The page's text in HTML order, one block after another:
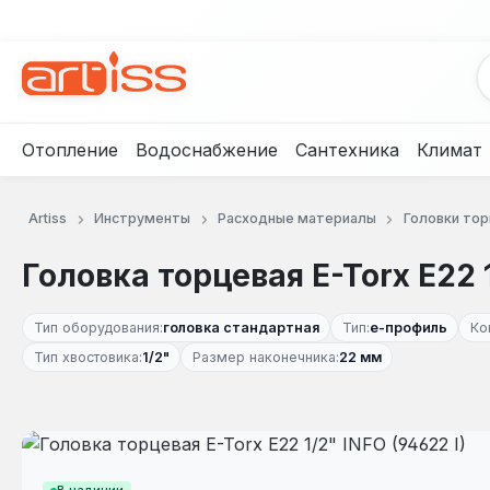
Отопление Водоснабжение Сантехника Климат
Artiss Инструменты Расходные материалы Головки
Головка торцевая E-Torx
Тип оборудования:головка стандартная Тип:е-профиль
Тип хвостовика:1/2" Размер наконечника:22 мм
Пропустить галерею изображений